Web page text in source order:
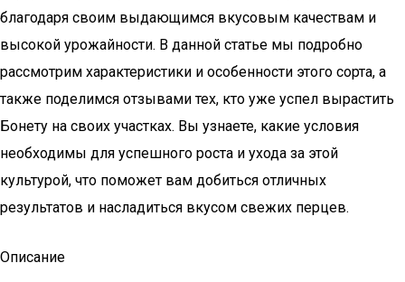
благодаря своим выдающимся вкусовым качествам и
высокой урожайности. В данной статье мы подробно
рассмотрим характеристики и особенности этого сорта, а
также поделимся отзывами тех, кто уже успел вырастить
Бонету на своих участках. Вы узнаете, какие условия
необходимы для успешного роста и ухода за этой
культурой, что поможет вам добиться отличных
результатов и насладиться вкусом свежих перцев.
Описание